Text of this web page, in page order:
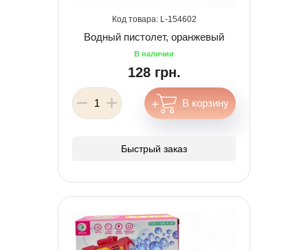
154602
Водный пистолет, оранжевый
128 грн.
Быстрый заказ